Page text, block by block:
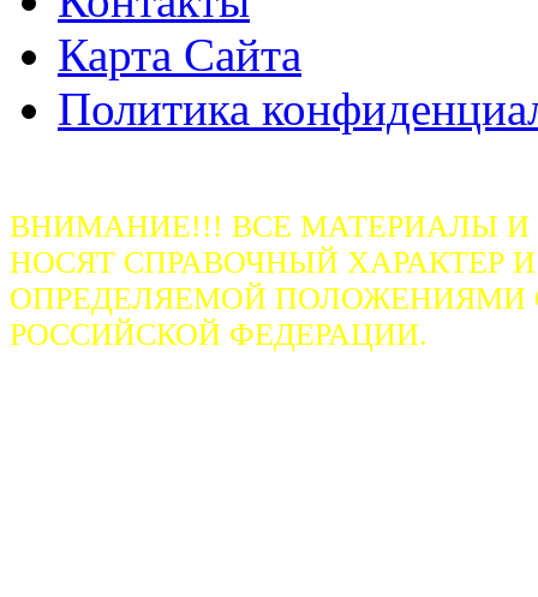
Карта Сайта
Политика
ВНИМАНИЕ!!! ВСЕ МАТЕРИАЛЫ
НОСЯТ СПРАВОЧНЫЙ ХАРАКТЕР
ОПРЕДЕЛЯЕМОЙ ПОЛОЖЕНИЯМИ
РОССИЙСКОЙ ФЕДЕРАЦИИ.